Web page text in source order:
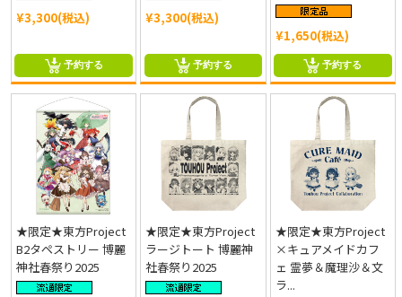
¥3,300(税込)
予約する
¥3,300(税込)
予約する
¥1,650(税込)
予約する
★限定★東方Project
B2タペストリー 博麗
神社春祭り2025
★限定★東方Project
ラージトート 博麗神
社春祭り2025
★限定★東方Project
×キュアメイドカフ
ェ 霊夢＆魔理沙＆文
ラ...